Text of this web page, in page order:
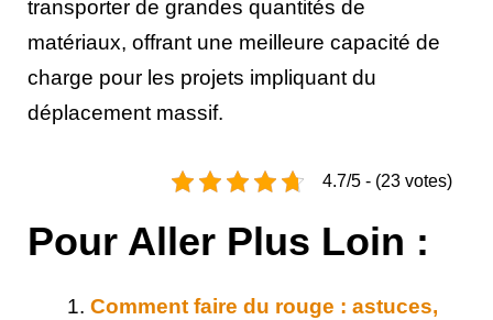
transporter de grandes quantités de
matériaux, offrant une meilleure capacité de
charge pour les projets impliquant du
déplacement massif.
4.7/5 - (23 votes)
Pour Aller Plus Loin :
Comment faire du rouge : astuces,